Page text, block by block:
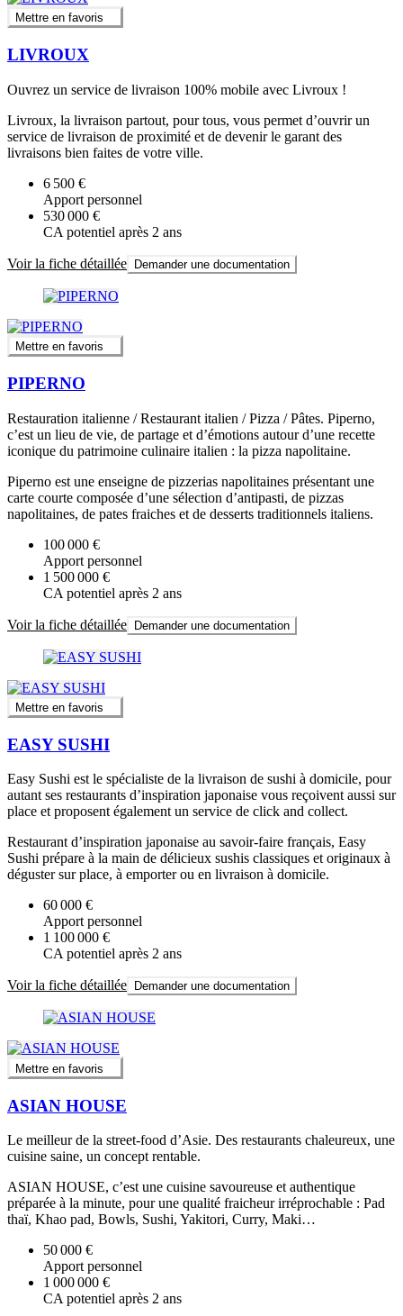
Mettre en favoris
LIVROUX
Ouvrez un service de livraison 100% mobile avec Livroux !
Livroux, la livraison partout, pour tous, vous permet d’ouvrir un
service de livraison de proximité et de devenir le garant des
livraisons bien faites de votre ville.
6 500 €
Apport personnel
530 000 €
CA potentiel après 2 ans
Voir la fiche détaillée Demander une documentation
Mettre en favoris
PIPERNO
Restauration italienne / Restaurant italien / Pizza / Pâtes. Piperno,
c’est un lieu de vie, de partage et d’émotions autour d’une recette
iconique du patrimoine culinaire italien : la pizza napolitaine.
Piperno est une enseigne de pizzerias napolitaines présentant une
carte courte composée d’une sélection d’antipasti, de pizzas
napolitaines, de pates fraiches et de desserts traditionnels italiens.
100 000 €
Apport personnel
1 500 000 €
CA potentiel après 2 ans
Voir la fiche détaillée Demander une documentation
Mettre en favoris
EASY SUSHI
Easy Sushi est le spécialiste de la livraison de sushi à domicile, pour
autant ses restaurants d’inspiration japonaise vous reçoivent aussi sur
place et proposent également un service de click and collect.
Restaurant d’inspiration japonaise au savoir-faire français, Easy
Sushi prépare à la main de délicieux sushis classiques et originaux à
déguster sur place, à emporter ou en livraison à domicile.
60 000 €
Apport personnel
1 100 000 €
CA potentiel après 2 ans
Voir la fiche détaillée Demander une documentation
Mettre en favoris
ASIAN HOUSE
Le meilleur de la street-food d’Asie. Des restaurants chaleureux, une
cuisine saine, un concept rentable.
ASIAN HOUSE, c’est une cuisine savoureuse et authentique
préparée à la minute, pour une qualité fraicheur irréprochable : Pad
thaï, Khao pad, Bowls, Sushi, Yakitori, Curry, Maki…
50 000 €
Apport personnel
1 000 000 €
CA potentiel après 2 ans